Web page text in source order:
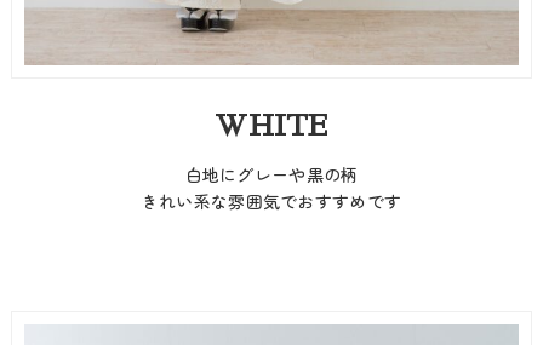
WHITE
白地にグレーや黒の柄
きれい系な雰囲気でおすすめです